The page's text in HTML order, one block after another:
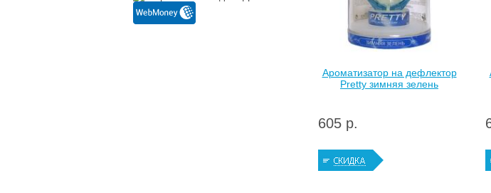
Ароматизатор на дефлектор
Pretty зимняя зелень
605 р.